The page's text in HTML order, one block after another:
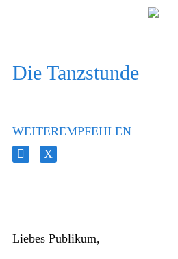
Die Tanzstunde
WEITEREMPFEHLEN
Liebes Publikum,